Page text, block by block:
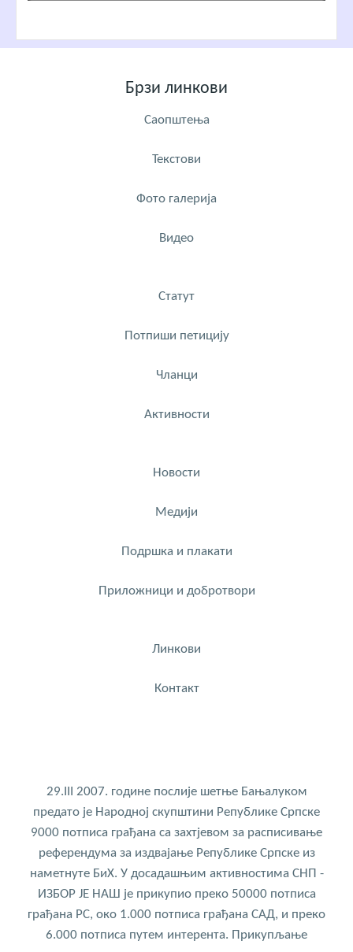
Брзи линкови
Саопштења
Текстови
Фото галерија
Видео
Статут
Потпиши петицију
Чланци
Активности
Новости
Медији
Подршка и плакати
Приложници и добротвори
Линкови
Контакт
29.III 2007. године послије шетње Бањалуком
предато је Народној скупштини Републике Српске
9000 потписа грађана са захтјевом за расписивање
референдума за издвајање Републике Српске из
наметнуте БиХ. У досадашњим активностима СНП -
ИЗБОР ЈЕ НАШ је прикупио преко 50000 потписа
грађана РС, око 1.000 потписа грађана САД, и преко
6.000 потписа путем интерента. Прикупљање